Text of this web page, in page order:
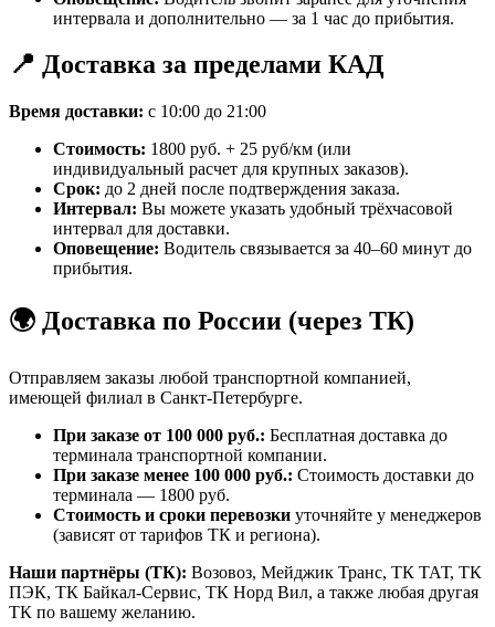
интервала и дополнительно — за 1 час до прибытия.
📍 Доставка за пределами КАД
Время доставки: с 10:00 до 21:00
Стоимость: 1800 руб. + 25 руб/км (или
индивидуальный расчет для крупных заказов).
Срок: до 2 дней после подтверждения заказа.
Интервал: Вы можете указать удобный трёхчасовой
интервал для доставки.
Оповещение: Водитель связывается за 40–60 минут до
прибытия.
🌍 Доставка по России (через ТК)
Отправляем заказы любой транспортной компанией,
имеющей филиал в Санкт-Петербурге.
При заказе от 100 000 руб.: Бесплатная доставка до
терминала транспортной компании.
При заказе менее 100 000 руб.: Стоимость доставки до
терминала — 1800 руб.
Стоимость и сроки перевозки уточняйте у менеджеров
(зависят от тарифов ТК и региона).
Наши партнёры (ТК): Возовоз, Мейджик Транс, ТК ТАТ, ТК
ПЭК, ТК Байкал-Сервис, ТК Норд Вил, а также любая другая
ТК по вашему желанию.